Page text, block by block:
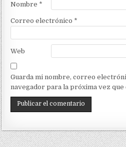
Nombre *
Correo electrónico *
Web
Guarda mi nombre, correo
navegador para la próxima vez que